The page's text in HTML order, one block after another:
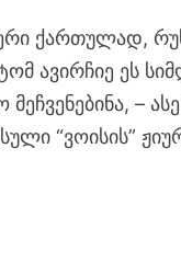
ქართულად,
ავირჩიე ეს
მეჩვენებინა, –
“ვოისის”